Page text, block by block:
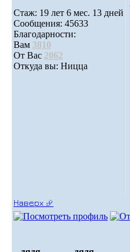
Стаж: 19 лет 6 мес. 13 дней
Сообщения: 45633
Благодарности:
Вам 3810
От Вас 2062
Откуда вы: Ницца
Наверх ⮵